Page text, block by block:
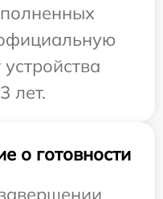
лет.
о готовности